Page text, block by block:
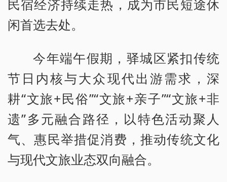
民宿经济持续走热，成为市民短途休
闲首选去处。
今年端午假期，驿城区紧扣传统
节日内核与大众现代出游需求，深
耕“文旅+民俗”“文旅+亲子”“文旅+非
遗”多元融合路径，以特色活动聚人
气、惠民举措促消费，推动传统文化
与现代文旅业态双向融合。